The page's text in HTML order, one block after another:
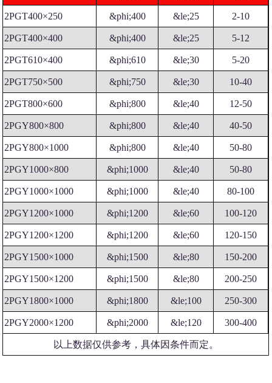
2PGT400×250 &phi;400 &le;25 2-10
2PGT400×400 &phi;400 &le;25 5-12
2PGT610×400 &phi;610 &le;30 5-20
2PGT750×500 &phi;750 &le;30 10-40
2PGT800×600 &phi;800 &le;40 12-50
2PGY800×800 &phi;800 &le;40 40-50
2PGY800×1000 &phi;800 &le;40 50-80
2PGY1000×800 &phi;1000 &le;40 50-80
2PGY1000×1000 &phi;1000 &le;40 80-100
2PGY1200×1000 &phi;1200 &le;60 100-120
2PGY1200×1200 &phi;1200 &le;60 120-150
2PGY1500×1000 &phi;1500 &le;80 150-200
2PGY1500×1200 &phi;1500 &le;80 200-250
2PGY1800×1000 &phi;1800 &le;100 250-300
2PGY2000×1200 &phi;2000 &le;120 300-400
以上数据仅供参考，具体因条件而定。